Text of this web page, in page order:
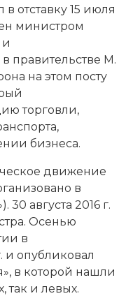
организации
отставку 15 июля
министром
правительстве М.
на этом посту
торговли,
бизнеса.
движение
в
августа 2016 г.
Осенью
в
и опубликовал
в которой нашли
так и левых.